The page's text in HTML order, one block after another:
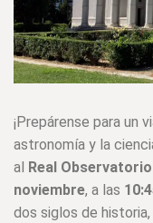
¡Prepárense para un
astronomía y la
al Real
noviembre, a las
dos siglos de